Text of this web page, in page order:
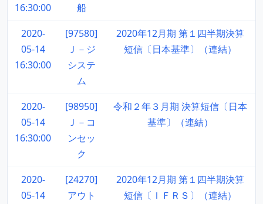
16:30:00
船
2020-
05-14
16:30:00
[97580]
Ｊ－ジ
システ
ム
2020年12月期 第１四半期決算
短信〔日本基準〕（連結）
2020-
05-14
16:30:00
[98950]
Ｊ－コ
ンセッ
ク
令和２年３月期 決算短信〔日本
基準〕（連結）
2020-
05-14
[24270]
アウト
2020年12月期 第１四半期決算
短信〔ＩＦＲＳ〕（連結）